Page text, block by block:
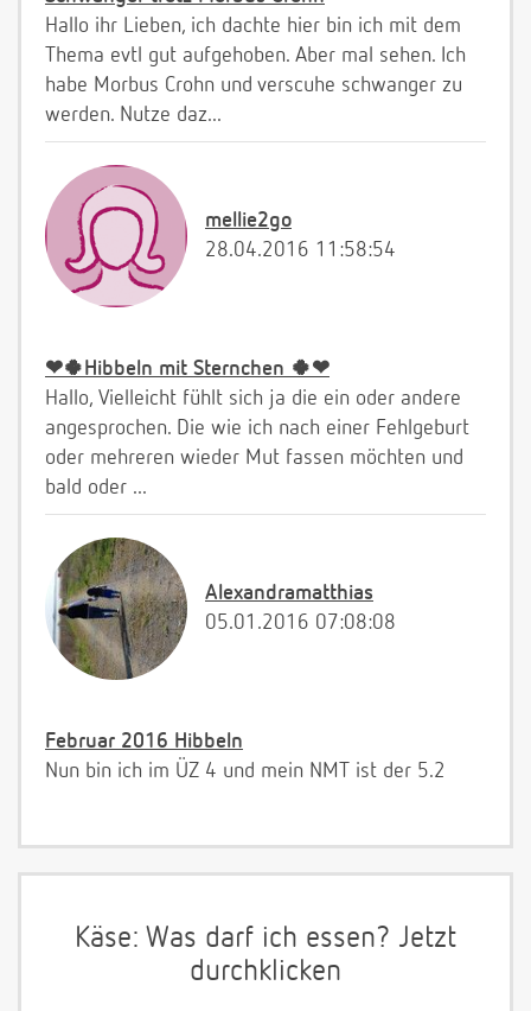
Hallo ihr Lieben, ich dachte hier bin ich mit dem
Thema evtl gut aufgehoben. Aber mal sehen. Ich
habe Morbus Crohn und verscuhe schwanger zu
werden. Nutze daz...
mellie2go
28.04.2016 11:58:54
❤🍀Hibbeln mit Sternchen 🍀❤
Hallo, Vielleicht fühlt sich ja die ein oder andere
angesprochen. Die wie ich nach einer Fehlgeburt
oder mehreren wieder Mut fassen möchten und
bald oder ...
Alexandramatthias
05.01.2016 07:08:08
Februar 2016 Hibbeln
Nun bin ich im ÜZ 4 und mein NMT ist der 5.2
Käse: Was darf ich essen? Jetzt
durchklicken